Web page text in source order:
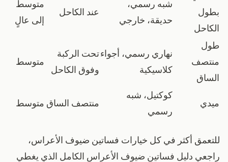
بطول
الكاحل
شبه رسمي،
حديقة، خارجي
عند الكاحل
متوسط
إلى عالٍ
طول
منتصف
الساق
نهاري رسمي، أجواء
كلاسيكية
تحت الركبة
وفوق الكاحل
متوسط
ميدي
كوكتيل، شبه
رسمي
منتصف الساق متوسط
للتعمق أكثر في كل خيارات فساتين ضيوف الأعراس،
راجعي دليل فساتين ضيوف الأعراس الكامل الذي يغطي